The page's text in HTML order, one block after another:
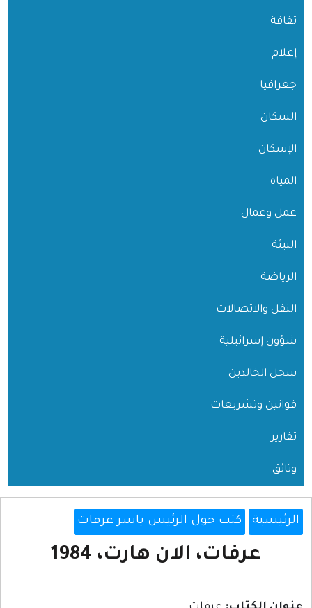
ثقافة
إعلام
جغرافيا
السكان
الإسكان
المياه
عمل وعمال
البيئة
الرياضة
النقل والاتصالات
شؤون إسرائيلية
سجل الخالدين
قوانين وتشريعات
تقارير
وثائق
الرئيسية كتب حول الرئيس ياسر عرفات
عرفات، الان هارت، 1984